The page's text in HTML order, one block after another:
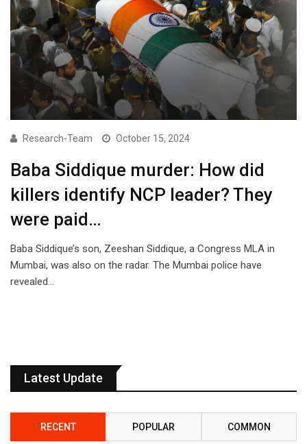
Research-Team October 15, 2024
Baba Siddique murder: How did
killers identify NCP leader? They
were paid…
Baba Siddique’s son, Zeeshan Siddique, a Congress MLA in
Mumbai, was also on the radar. The Mumbai police have
revealed…
Latest Update
RECENT POPULAR COMMON